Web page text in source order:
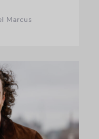
Marcus